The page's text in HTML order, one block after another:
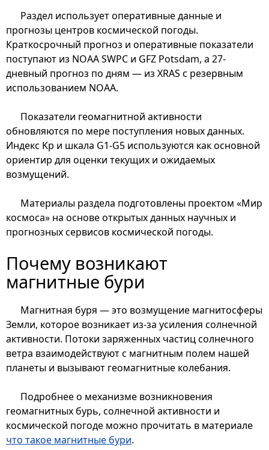
Раздел использует оперативные данные и
прогнозы центров космической погоды.
Краткосрочный прогноз и оперативные показатели
поступают из NOAA SWPC и GFZ Potsdam, а 27-
дневный прогноз по дням — из XRAS с резервным
использованием NOAA.
Показатели геомагнитной активности
обновляются по мере поступления новых данных.
Индекс Kp и шкала G1-G5 используются как основной
ориентир для оценки текущих и ожидаемых
возмущений.
Материалы раздела подготовлены проектом «Мир
космоса» на основе открытых данных научных и
прогнозных сервисов космической погоды.
Почему возникают
магнитные бури
Магнитная буря — это возмущение магнитосферы
Земли, которое возникает из-за усиления солнечной
активности. Потоки заряженных частиц солнечного
ветра взаимодействуют с магнитным полем нашей
планеты и вызывают геомагнитные колебания.
Подробнее о механизме возникновения
геомагнитных бурь, солнечной активности и
космической погоде можно прочитать в материале
что такое магнитные бури.